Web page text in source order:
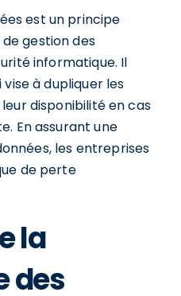
est un principe
gestion des
informatique. Il
à dupliquer les
disponibilité en cas
En assurant une
les entreprises
de perte
la
des